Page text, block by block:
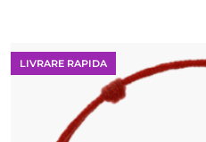
LIVRARE RAPIDA